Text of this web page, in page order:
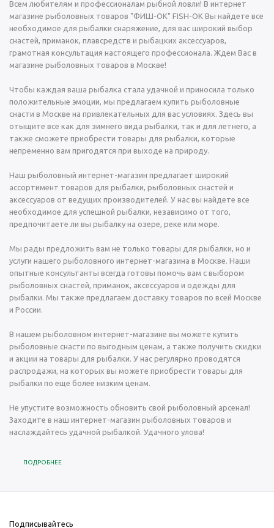
Всем любителям и профессионалам рыбной ловли! В интернет
магазине рыболовных товаров "ФИШ-OK" FISH-OK Вы найдете все
необходимое для рыбалки снаряжение, для вас широкий выбор
снастей, приманок, плавсредств и рыбацких аксессуаров,
грамотная консультация настоящего профессионала. Ждем Вас в
магазине рыболовных товаров в Москве!
Чтобы каждая ваша рыбалка стала удачной и приносила только
положительные эмоции, мы предлагаем купить рыболовные
снасти в Москве на привлекательных для вас условиях. Здесь вы
отыщите все как для зимнего вида рыбалки, так и для летнего, а
также сможете приобрести товары для рыбалки, которые
непременно вам пригодятся при выходе на природу.
Наш рыболовный интернет-магазин предлагает широкий
ассортимент товаров для рыбалки, рыболовных снастей и
аксессуаров от ведущих производителей. У нас вы найдете все
необходимое для успешной рыбалки, независимо от того,
предпочитаете ли вы рыбалку на озере, реке или море.
Мы рады предложить вам не только товары для рыбалки, но и
услуги нашего рыболовного интернет-магазина в Москве. Наши
опытные консультанты всегда готовы помочь вам с выбором
рыболовных снастей, приманок, аксессуаров и одежды для
рыбалки. Мы также предлагаем доставку товаров по всей Москве
и России.
В нашем рыболовном интернет-магазине вы можете купить
рыболовные снасти по выгодным ценам, а также получить скидки
и акции на товары для рыбалки. У нас регулярно проводятся
распродажи, на которых вы можете приобрести товары для
рыбалки по еще более низким ценам.
Не упустите возможность обновить свой рыболовный арсенал!
Заходите в наш интернет-магазин рыболовных товаров и
наслаждайтесь удачной рыбалкой. Удачного улова!
ПОДРОБНЕЕ
Подписывайтесь